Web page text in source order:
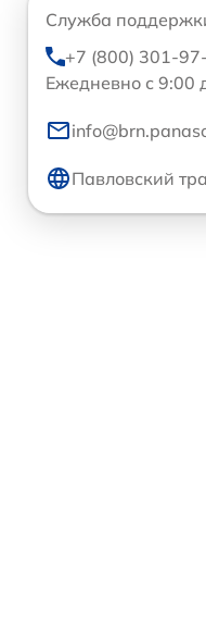
Служба
+7 (800) 301-
Ежедневно с 9:00
Павловский